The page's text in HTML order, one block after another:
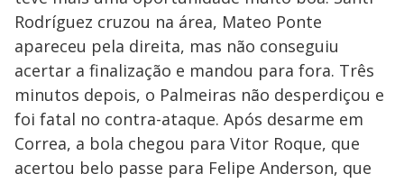
Rodríguez cruzou na área, Mateo Ponte
apareceu pela direita, mas não conseguiu
acertar a finalização e mandou para fora. Três
minutos depois, o Palmeiras não desperdiçou e
foi fatal no contra-ataque. Após desarme em
Correa, a bola chegou para Vitor Roque, que
acertou belo passe para Felipe Anderson, que